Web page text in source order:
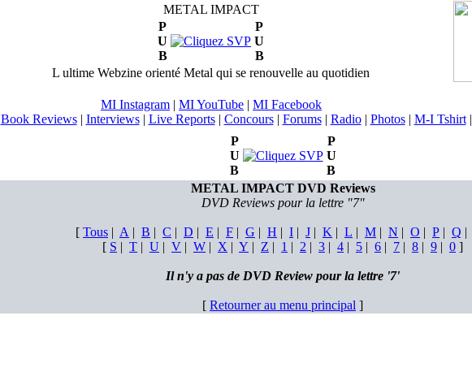
METAL IMPACT
P
U
B
P
U
B
L ultime Webzine orienté Metal qui se renouvelle au quotidien
MI Instagram | MI YouTube | MI Facebook
Book Reviews| Interviews| Live Reports| Concours| Forums| Radio| Photos| M-I Tshirt|
P
U
B
P
U
B
METAL IMPACT DVD Reviews
DVD Reviews pour la lettre "7"
[ Tous | A | B | C | D | E | F | G | H | I | J | K | L | M | N | O | P | Q |
[ S | T | U | V | W | X | Y | Z | 1 | 2 | 3 | 4 | 5 | 6 | 7 | 8 | 9 | 0 ]
Il n'y a pas de DVD Review pour la lettre '7'
[ Retourner au menu principal ]